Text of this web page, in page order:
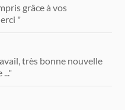
grâce à vos
"
très bonne nouvelle